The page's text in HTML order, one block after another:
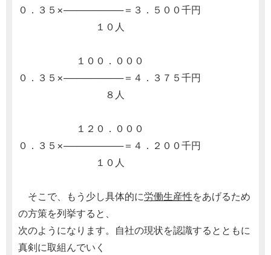
０．３５×─────────＝３．５００千円
１０人
１００．０００
０．３５×─────────＝４．３７５千円
８人
１２０．０００
０．３５×─────────＝４．２００千円
１０人
そこで、もう少し具体的に労働生産性をあげるため
の方策を列挙すると、
次のようになります。自社の現状を認識するとともに
真剣に取組んでいく